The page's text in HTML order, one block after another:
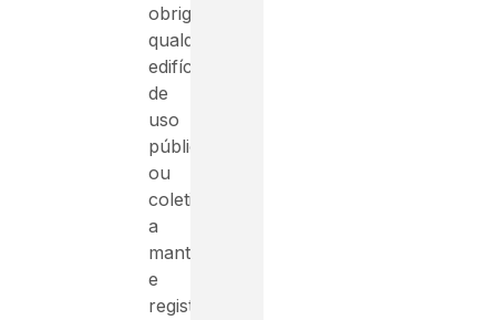
obriga
qualquer
edifício
de
uso
público
ou
coletivo
a
manter
e
registrar